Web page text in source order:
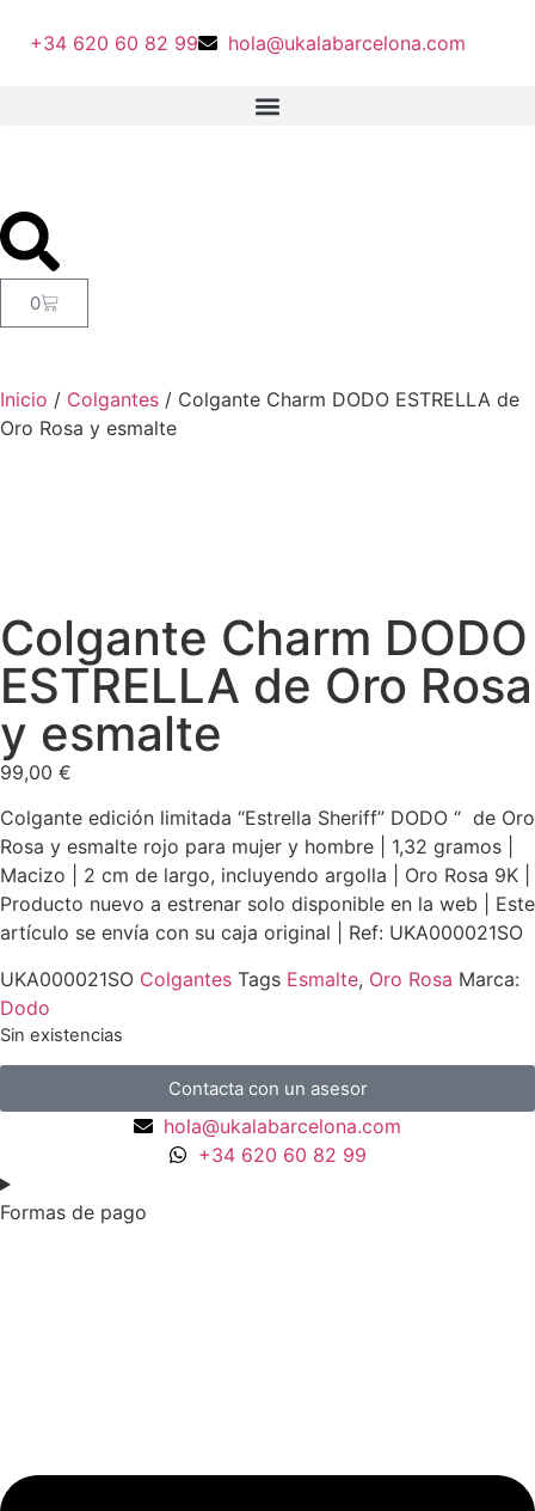
+34 620 60 82 99 hola@ukalabarcelona.com
0
Inicio / Colgantes / Colgante Charm DODO ESTRELLA de
Oro Rosa y esmalte
Colgante Charm DODO
ESTRELLA de Oro Rosa
y esmalte
99,00 €
Colgante edición limitada “Estrella Sheriff” DODO “ de Oro
Rosa y esmalte rojo para mujer y hombre | 1,32 gramos |
Macizo | 2 cm de largo, incluyendo argolla | Oro Rosa 9K |
Producto nuevo a estrenar solo disponible en la web | Este
artículo se envía con su caja original | Ref: UKA000021SO
UKA000021SO Colgantes Tags Esmalte, Oro Rosa Marca:
Dodo
Sin existencias
Contacta con un asesor
hola@ukalabarcelona.com
+34 620 60 82 99
Formas de pago